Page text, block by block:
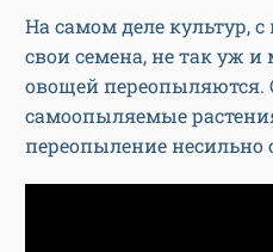
На самом деле культур,
свои семена, не так уж
овощей переопыляются.
самоопыляемые
переопыление несильно